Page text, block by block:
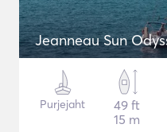
Jeanneau Sun
Purjejaht
49 ft
15 m